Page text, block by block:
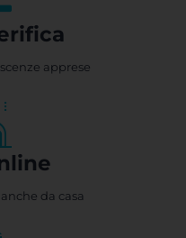
apprese
da casa